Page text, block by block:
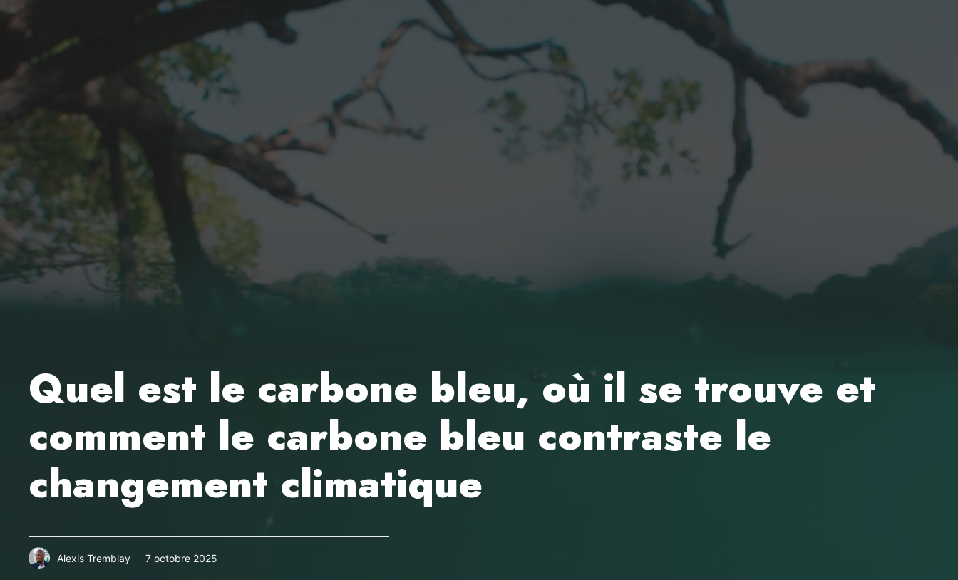
Quel est le carbone bleu, où il se trouve et
comment le carbone bleu contraste le
changement climatique
Alexis Tremblay 7 octobre 2025